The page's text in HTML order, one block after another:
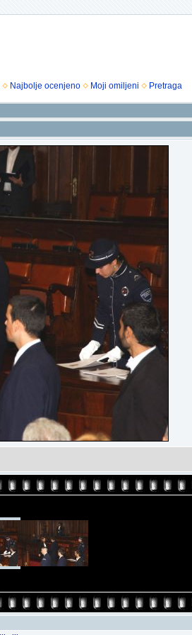
Najbolje ocenjeno Moji omiljeni Pretraga